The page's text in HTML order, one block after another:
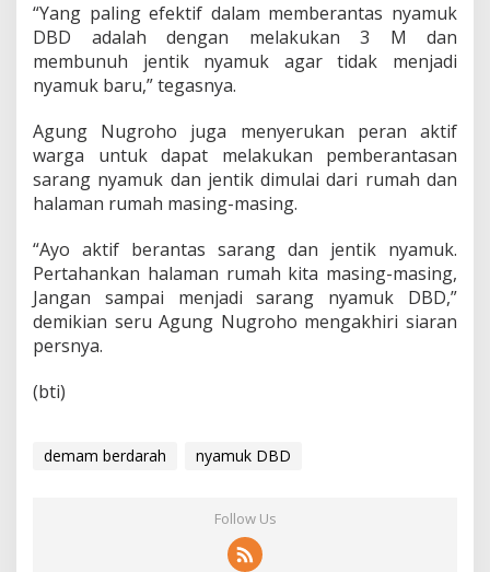
“Yang paling efektif dalam memberantas nyamuk
DBD adalah dengan melakukan 3 M dan
membunuh jentik nyamuk agar tidak menjadi
nyamuk baru,” tegasnya.
Agung Nugroho juga menyerukan peran aktif
warga untuk dapat melakukan pemberantasan
sarang nyamuk dan jentik dimulai dari rumah dan
halaman rumah masing-masing.
“Ayo aktif berantas sarang dan jentik nyamuk.
Pertahankan halaman rumah kita masing-masing,
Jangan sampai menjadi sarang nyamuk DBD,”
demikian seru Agung Nugroho mengakhiri siaran
persnya.
(bti)
demam berdarah nyamuk DBD
Follow Us